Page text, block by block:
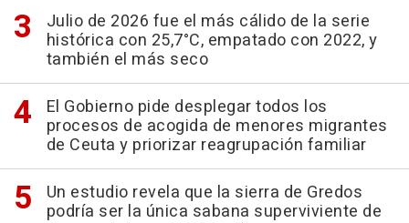
Julio de 2026 fue el más cálido de la serie
histórica con 25,7°C, empatado con 2022, y
también el más seco
El Gobierno pide desplegar todos los
procesos de acogida de menores migrantes
de Ceuta y priorizar reagrupación familiar
Un estudio revela que la sierra de Gredos
podría ser la única sabana superviviente de